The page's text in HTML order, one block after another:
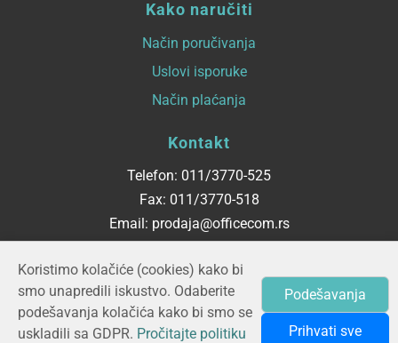
Kako naručiti
Način poručivanja
Uslovi isporuke
Način plaćanja
Kontakt
Telefon: 011/3770-525
Fax: 011/3770-518
Email: prodaja@officecom.rs
Radno vreme
ponedeljak - petak
08:00 do 16:00
Koristimo kolačiće (cookies) kako bi
smo unapredili iskustvo. Odaberite
podešavanja kolačića kako bi smo se
uskladili sa GDPR. Pročitajte politiku
Podešavanja
Prihvati sve